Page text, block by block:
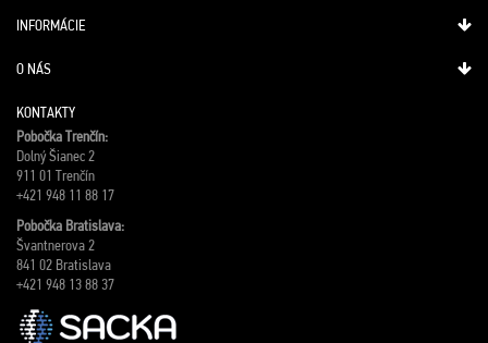
INFORMÁCIE
O NÁS
KONTAKTY
Pobočka Trenčín:
Dolný Šianec 2
911 01 Trenčín
+421 948 11 88 17
Pobočka Bratislava:
Švantnerova 2
841 02 Bratislava
+421 948 13 88 37